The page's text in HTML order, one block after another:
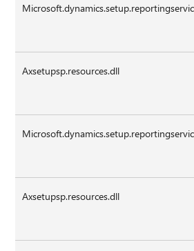
Axsetupsp.resources.dll
Axsetupsp.resources.dll